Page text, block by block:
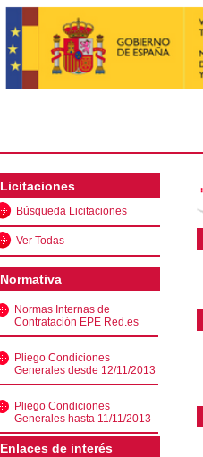
Licitaciones
Búsqueda Licitaciones
Ver Todas
Normativa
Normas Internas de
Contratación EPE Red.es
Pliego Condiciones
Generales desde 12/11/2013
Pliego Condiciones
Generales hasta 11/11/2013
Enlaces de interés